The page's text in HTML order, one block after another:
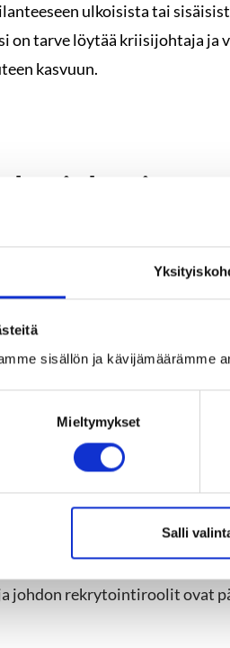
sisällön ja kävijämäärämme
Mieltymykset
Salli
ulkoisista tai
tarve löytää kriisijohtaja ja
kasvuun.
myötä vapautuu
yritykset.
tarpeisiin sopivat
tukee tarvittaessa
löytävät
johdon rekrytointiroolit ovat